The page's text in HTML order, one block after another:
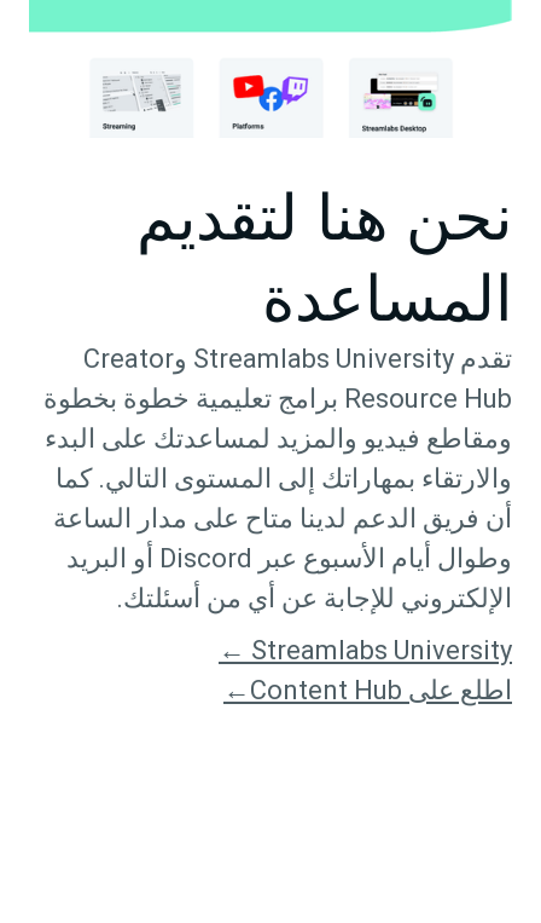
نحن هنا لتقديم
المساعدة
تقدم Streamlabs University وCreator
Resource Hub برامج تعليمية خطوة بخطوة
ومقاطع فيديو والمزيد لمساعدتك على البدء
والارتقاء بمهاراتك إلى المستوى التالي. كما
أن فريق الدعم لدينا متاح على مدار الساعة
وطوال أيام الأسبوع عبر Discord أو البريد
الإلكتروني للإجابة عن أي من أسئلتك.
Streamlabs University ←
اطلع على Content Hub←